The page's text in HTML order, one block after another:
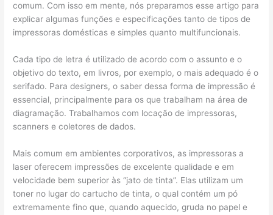
comum. Com isso em mente, nós preparamos esse artigo para
explicar algumas funções e especificações tanto de tipos de
impressoras domésticas e simples quanto multifuncionais.
Cada tipo de letra é utilizado de acordo com o assunto e o
objetivo do texto, em livros, por exemplo, o mais adequado é o
serifado. Para designers, o saber dessa forma de impressão é
essencial, principalmente para os que trabalham na área de
diagramação. Trabalhamos com locação de impressoras,
scanners e coletores de dados.
Mais comum em ambientes corporativos, as impressoras a
laser oferecem impressões de excelente qualidade e em
velocidade bem superior às “jato de tinta”. Elas utilizam um
toner no lugar do cartucho de tinta, o qual contém um pó
extremamente fino que, quando aquecido, gruda no papel e